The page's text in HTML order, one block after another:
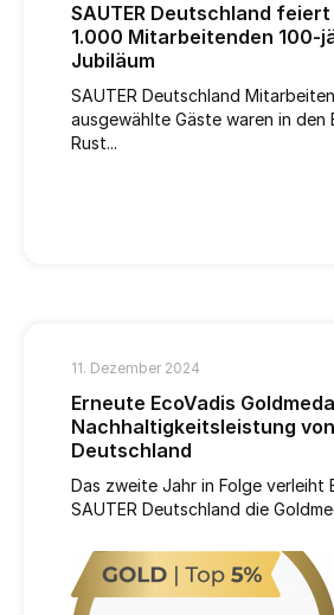
SAUTER Deutschland
1.000 Mitarbeitenden 100-
Jubiläum
SAUTER Deutschland
ausgewählte Gäste waren in den
Rust...
11. Dezember 2024
Erneute EcoVadis
Nachhaltigkeitsleistung von
Deutschland
Das zweite Jahr in Folge verleiht
SAUTER Deutschland die